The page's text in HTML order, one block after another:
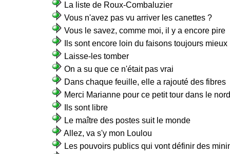
La liste de Roux-Combaluzier
Vous n'avez pas vu arriver les canettes ?
Vous le savez, comme moi, il y a encore pire
Ils sont encore loin du faisons toujours mieux
Laisse-les tomber
On a su que ce n'était pas vrai
Dans chaque feuille, elle a rajouté des fibres
Merci Marianne pour ce petit tour dans le nord
Ils sont libre
Le maître des postes suit le monde
Allez, va s'y mon Loulou
Les pouvoirs publics qui vont définir des